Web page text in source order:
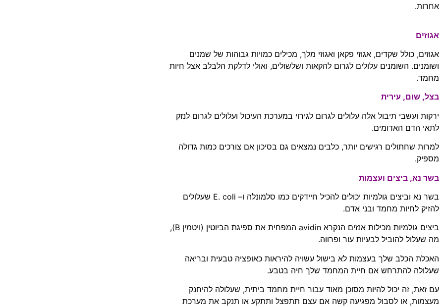
אחרות.
אגוזים
אגוזים, כולל שקדים, אגוזי פקאן ואגוזי מלך, מכילים כמויות גבוהות של שמנים
ושומנים. השומנים עלולים לגרום להקאות ושלשולים, ואולי לדלקת הלבלב אצל חיות
מחמד.
בצל, שום, עירית
ירקות ועשבי תיבול אלה עלולים לגרום לגירוי במערכת העיכול ועלולים לגרום לנזק
לתאי הדם האדומים.
למרות שחתולים רגישים יותר, כלבים נמצאים גם בסיכון אם צורכים כמות גדולה
מספיק.
בשר נא, ביצים ועצמות
בשר נא וביצים גולמיות יכולים להכיל חיידקים כמו סלמונלה ו– E. coli
שעלולים
להזיק לחיות מחמד ובני אדם.
ביצים גולמיות מכילות אנזים הנקרא
המפחית את ספיגת הביוטין (ויטמין
מה שעלול להוביל לבעיות עור ופרווה.
האכלת הכלב שלך בעצמות לא בישול עשויה להיראות כאופציה טבעית ובריאה
שעלולה להתרחש אם חיית המחמד שלך חיה בטבע.
עם זאת, זה יכול להיות מסוכן מאוד עבור חיית מחמד ביתית, שעלולה להיחנק
מעצמות, או לסבול מפגיעה קשה אם עצם תתפצל ותתקע או תנקב את מערכת